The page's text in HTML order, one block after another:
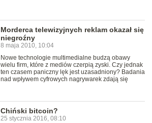
Morderca telewizyjnych reklam okazał się
niegroźny
8 maja 2010, 10:04
Nowe technologie multimedialne budzą obawy
wielu firm, które z mediów czerpią zyski. Czy jednak
ten czasem paniczny lęk jest uzasadniony? Badania
nad wpływem cyfrowych nagrywarek zdają się
Chiński bitcoin?
25 stycznia 2016, 08:10